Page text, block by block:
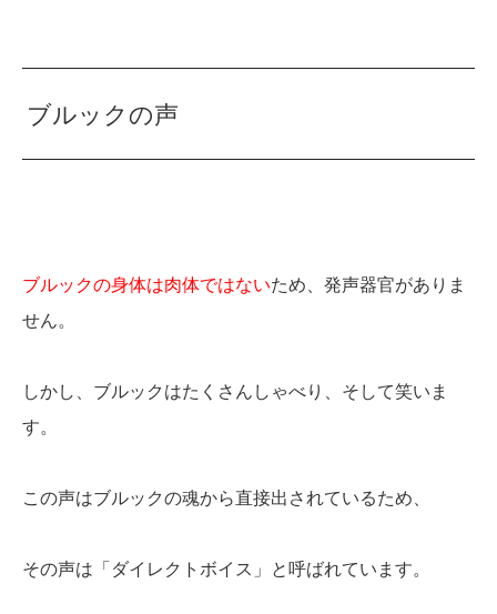
ブルックの声
ブルックの身体は肉体ではないため、発声器官がありま
せん。
しかし、ブルックはたくさんしゃべり、そして笑いま
す。
この声はブルックの魂から直接出されているため、
その声は「ダイレクトボイス」と呼ばれています。